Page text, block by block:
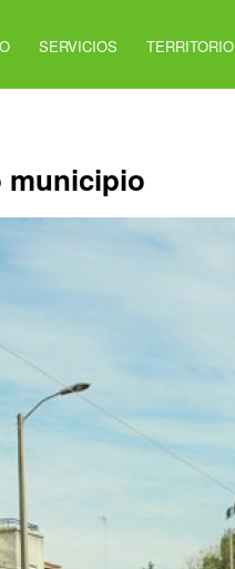
SERVICIOS TERRITORIO
municipio